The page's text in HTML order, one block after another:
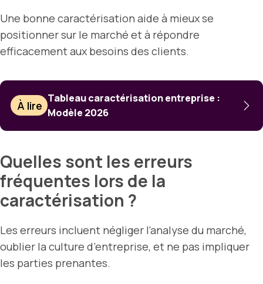
Une bonne caractérisation aide à mieux se
positionner sur le marché et à répondre
efficacement aux besoins des clients.
À lire
Tableau caractérisation entreprise :
Modèle 2026
Quelles sont les erreurs
fréquentes lors de la
caractérisation ?
Les erreurs incluent négliger l’analyse du marché,
oublier la culture d’entreprise, et ne pas impliquer
les parties prenantes.